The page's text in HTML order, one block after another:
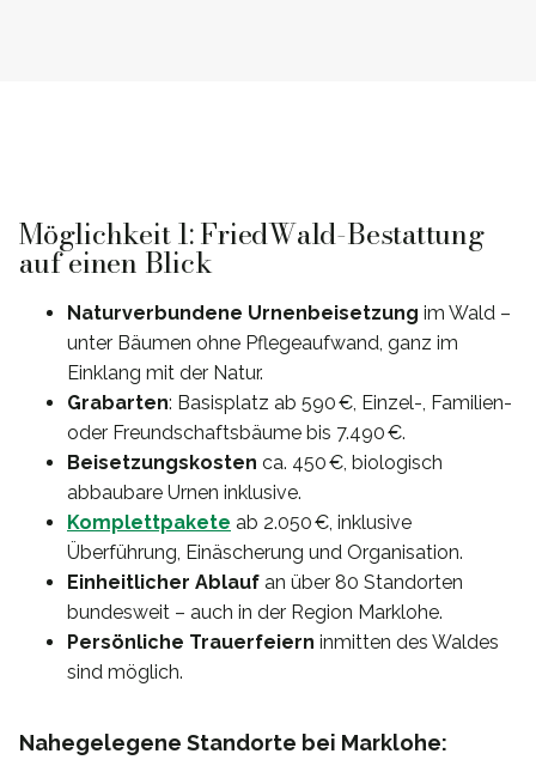
Möglichkeit 1: FriedWald-Bestattung
auf einen Blick
Naturverbundene Urnenbeisetzung im Wald –
unter Bäumen ohne Pflegeaufwand, ganz im
Einklang mit der Natur.
Grabarten: Basisplatz ab 590 €, Einzel-, Familien-
oder Freundschaftsbäume bis 7.490 €.
Beisetzungskosten ca. 450 €, biologisch
abbaubare Urnen inklusive.
Komplettpakete ab 2.050 €, inklusive
Überführung, Einäscherung und Organisation.
Einheitlicher Ablauf an über 80 Standorten
bundesweit – auch in der Region Marklohe.
Persönliche Trauerfeiern inmitten des Waldes
sind möglich.
Nahegelegene Standorte bei Marklohe: